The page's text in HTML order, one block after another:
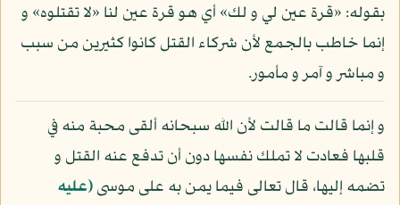
بقوله: «قرة عين لي و لك» أي هو قرة عين لنا «لا تقتلوه» و
إنما خاطب بالجمع لأن شركاء القتل كانوا كثيرين من سبب
و مباشر و آمر و مأمور.
و إنما قالت ما قالت لأن الله سبحانه ألقى محبة منه في
قلبها فعادت لا تملك نفسها دون أن تدفع عنه القتل و
تضمه إليها، قال تعالى فيما يمن به على موسى(عليه